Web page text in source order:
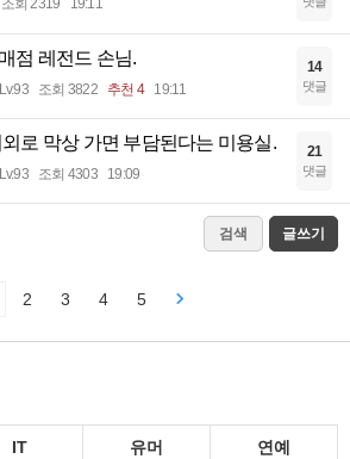
조회 2319 19:11
점 레전드 손님.
Lv.93 조회 3822 추천 4 19:11
14
댓글
외로 막상 가면 부담된다는 미용실.
Lv.93 조회 4303 19:09
21
댓글
검색 글쓰기
2 3 4 5
IT 유머 연예